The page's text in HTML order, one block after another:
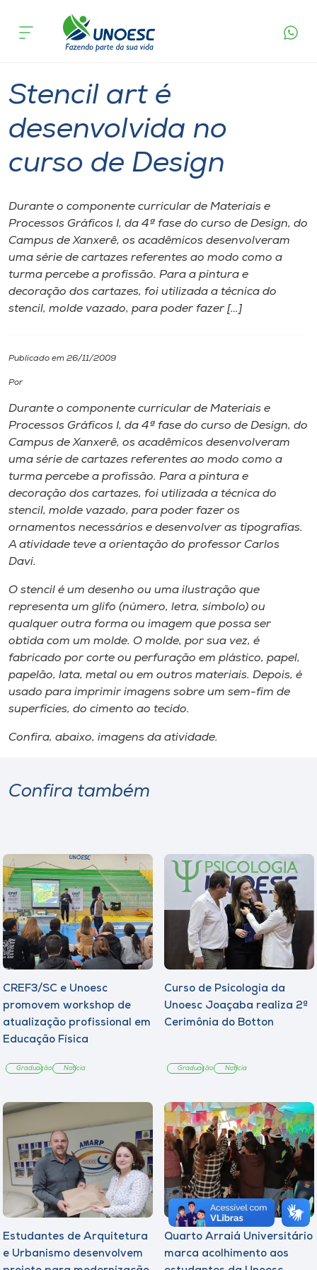
Cursos
Pesquisa
Atendimento ao Estudante
Portal de Ensino
A
Internacionalização
Cultura
CPA
Biblioteca
Editora
Museu
Unoesc
Store
A-
acontece
Stencil art é
desenvolvida no
curso de Design
Durante o componente curricular de Materiais e
Processos Gráficos I, da 4ª fase do curso de Design, do
Campus de Xanxerê, os acadêmicos desenvolveram
uma série de cartazes referentes ao modo como a
turma percebe a profissão. Para a pintura e
decoração dos cartazes, foi utilizada a técnica do
stencil, molde vazado, para poder fazer […]
Publicado em 26/11/2009
Por
Durante o componente curricular de Materiais e
Processos Gráficos I, da 4ª fase do curso de Design, do
Campus de Xanxerê, os acadêmicos desenvolveram
uma série de cartazes referentes ao modo como a
turma percebe a profissão. Para a pintura e
decoração dos cartazes, foi utilizada a técnica do
stencil, molde vazado, para poder fazer os
ornamentos necessários e desenvolver as tipografias.
A atividade teve a orientação do professor Carlos
Davi.
O stencil é um desenho ou uma ilustração que
representa um glifo (número, letra, símbolo) ou
qualquer outra forma ou imagem que possa ser
obtida com um molde. O molde, por sua vez, é
fabricado por corte ou perfuração em plástico, papel,
papelão, lata, metal ou em outros materiais. Depois, é
usado para imprimir imagens sobre um sem-fim de
superfícies, do cimento ao tecido.
Confira, abaixo, imagens da atividade.
Confira também
CREF3/SC e Unoesc
promovem workshop de
atualização profissional em
Educação Física
Graduação Notícia
Curso de Psicologia da
Unoesc Joaçaba realiza 2ª
Cerimônia do Botton
Graduação Notícia
Estudantes de Arquitetura
e Urbanismo desenvolvem
Quarto Arraiá Universitário
marca acolhimento aos